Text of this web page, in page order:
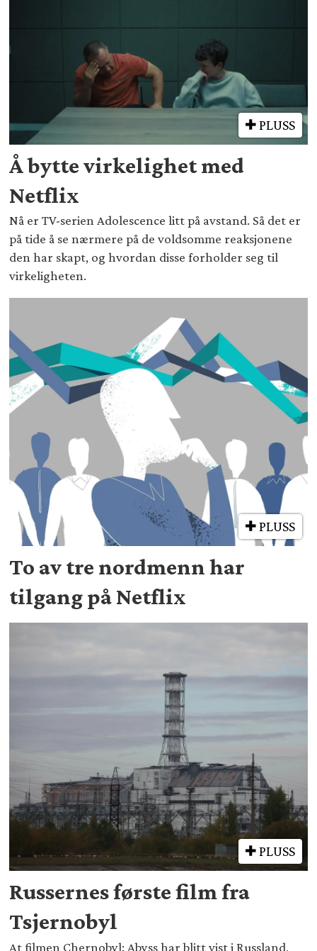
PLUSS
Å bytte virkelighet med
Netflix
Nå er TV-serien Adolescence litt på avstand. Så det er
på tide å se nærmere på de voldsomme reaksjonene
den har skapt, og hvordan disse forholder seg til
virkeligheten.
PLUSS
To av tre nordmenn har
tilgang på Netflix
PLUSS
Russernes første film fra
Tsjernobyl
At filmen Chernobyl: Abyss har blitt vist i Russland,